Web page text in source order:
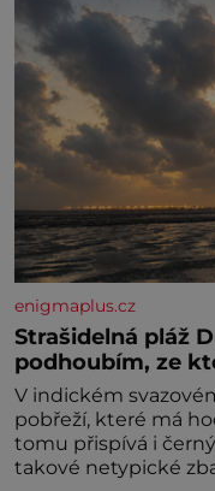
enigmaplus.cz
Strašidelná pláž
podhoubím, ze
V indickém
pobřeží, které má
tomu přispívá i